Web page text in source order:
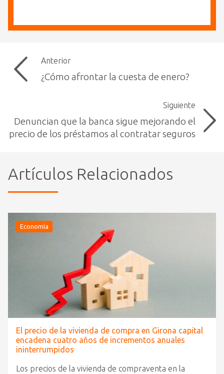
Anterior
¿Cómo afrontar la cuesta de enero?
Siguiente
Denuncian que la banca sigue mejorando el
precio de los préstamos al contratar seguros
Artículos Relacionados
Economía
El precio de la vivienda de compra en Girona capital
encadena cuatro años de incrementos anuales
ininterrumpidos
Los precios de la vivienda de compraventa en la